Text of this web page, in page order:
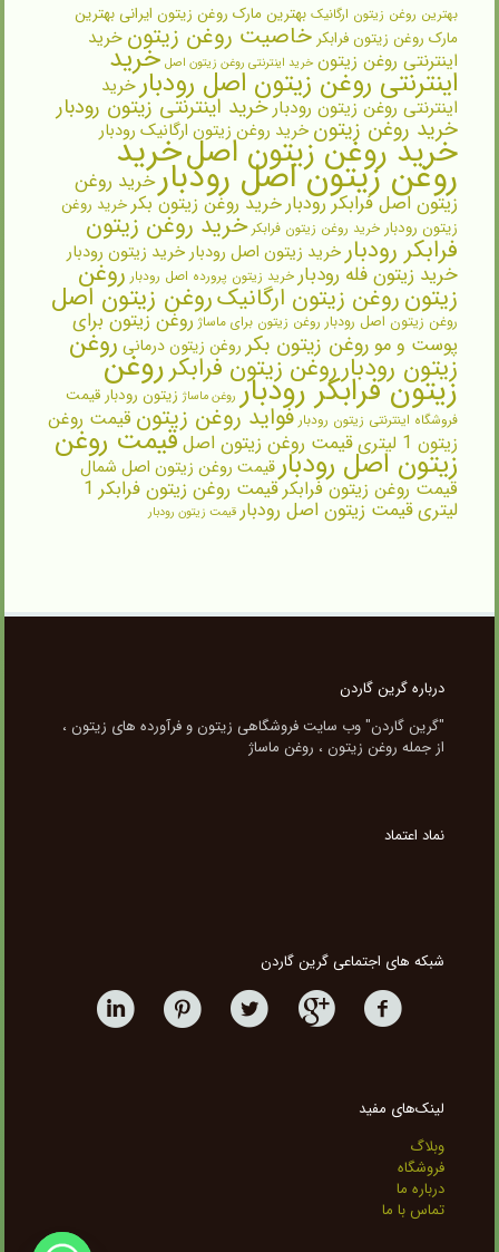
بهترین روغن زیتون ارگانیک بهترین مارک روغن زیتون ایرانی بهترین
مارک روغن زیتون فرابکر خاصیت روغن زیتون خرید
اینترنتی روغن زیتون خرید اینترنتی روغن زیتون اصل خرید
اینترنتی روغن زیتون اصل رودبار خرید
اینترنتی روغن زیتون رودبار خرید اینترنتی زیتون رودبار
خرید روغن زیتون خرید روغن زیتون ارگانیک رودبار
خرید روغن زیتون اصلخریدروغن زیتون اصل رودبارخرید روغن
زیتون اصل فرابکر رودبارخرید روغن زیتون بکر خرید روغن
زیتون رودبار خرید روغن زیتون فرابکر خرید روغن زیتون
فرابکر رودبار خرید زیتون اصل رودبار خرید زیتون رودبار
خرید زیتون فله رودبار خرید زیتون پرورده اصل رودبار روغن
زیتونروغن زیتون ارگانیکروغن زیتون اصل
روغن زیتون اصل رودبار روغن زیتون برای ماساژ روغن زیتون برای
پوست و مو روغن زیتون بکر روغن زیتون درمانی روغن
زیتون رودبارروغن زیتون فرابکر روغن
زیتون فرابکر رودبار روغن ماساژ زیتون رودبار قیمت
فروشگاه اینترنتی زیتون رودبار فواید روغن زیتون قیمت روغن
زیتون 1 لیتری
قیمت روغن زیتون اصلقیمت روغن
زیتون اصل رودبارقیمت روغن زیتون اصل شمال
قیمت روغن زیتون فرابکر قیمت روغن زیتون فرابکر 1
لیتریقیمت زیتون اصل رودبار قیمت زیتون رودبار
درباره گرین گاردن
"گرین گاردن" وب سایت فروشگاهی زیتون و فرآورده های زیتون ،
از جمله روغن زیتون ، روغن ماساژ
نماد اعتماد
شبکه های اجتماعی گرین گاردن
لینک‌های مفید
وبلاگ
فروشگاه
درباره ما
تماس با ما